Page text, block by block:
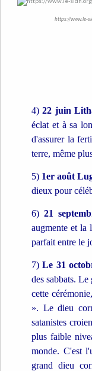
https://www.le-
4)22 juin
éclat et à sa
d'assurer la
terre, même
5) 1er août
dieux pour
6) 21
augmente et la
parfait entre le
7)Le 31
des sabbats.
cette
». Le dieu
satanistes
plus faible
monde. C'est
grand dieu